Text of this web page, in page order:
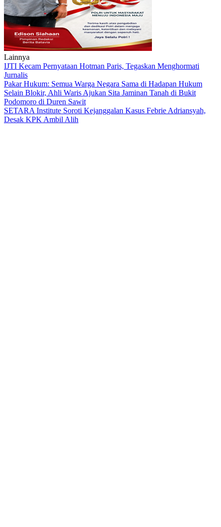
Lainnya
IJTI Kecam Pernyataan Hotman Paris, Tegaskan Menghormati
Jurnalis
Pakar Hukum: Semua Warga Negara Sama di Hadapan Hukum
Selain Blokir, Ahli Waris Ajukan Sita Jaminan Tanah di Bukit
Podomoro di Duren Sawit
SETARA Institute Soroti Kejanggalan Kasus Febrie Adriansyah,
Desak KPK Ambil Alih